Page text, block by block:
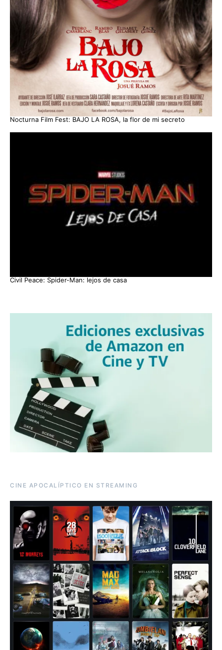
Nocturna Film Fest: BAJO LA ROSA, la flor de mi secreto
Civil Peace: Spider-Man: lejos de casa
CINE APOCALÍPTICO EN STREAMING